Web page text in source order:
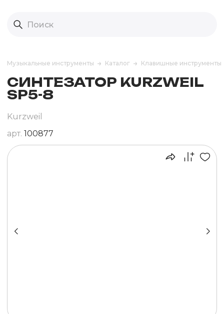
Музыкальные инструменты Каталог Клавишные инструменты
СИНТЕЗАТОР KURZWEIL
SP5-8
Kurzweil
арт. 100877